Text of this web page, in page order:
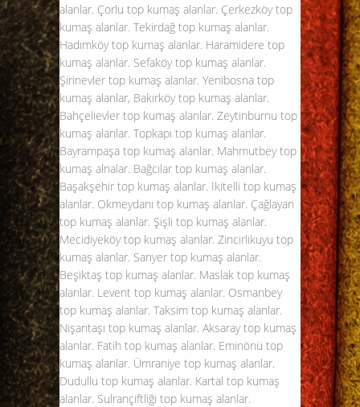
alanlar. Çorlu top kumaş alanlar. Çerkezköy top
kumaş alanlar. Tekirdağ top kumaş alanlar.
Hadımköy top kumaş alanlar. Haramidere top
kumaş alanlar. Sefaköy top kumaş alanlar.
Şirinevler top kumaş alanlar. Yenibosna top
kumaş alanlar, Bakırköy top kumaş alanlar.
Bahçelievler top kumaş alanlar. Zeytinburnu top
kumaş alanlar. Topkapı top kumaş alanlar.
Bayrampaşa top kumaş alanlar. Mahmutbey top
kumaş alnalar. Bağcılar top kumaş alanlar.
Başakşehir top kumaş alanlar. İkitelli top kumaş
alanlar. Okmeydanı top kumaş alanlar. Çağlayan
top kumaş alanlar. Şişli top kumaş alanlar.
Mecidiyeköy top kumaş alanlar. Zincirlikuyu top
kumaş alanlar. Sarıyer top kumaş alanlar.
Beşiktaş top kumaş alanlar. Maslak top kumaş
alanlar. Levent top kumaş alanlar. Osmanbey
top kumaş alanlar. Taksim top kumaş alanlar.
Nişantaşı top kumaş alanlar. Aksaray top kumaş
alanlar. Fatih top kumaş alanlar. Eminönü top
kumaş alanlar. Ümraniye top kumaş alanlar.
Dudullu top kumaş alanlar. Kartal top kumaş
alanlar. Sulrançiftliği top kumaş alanlar.